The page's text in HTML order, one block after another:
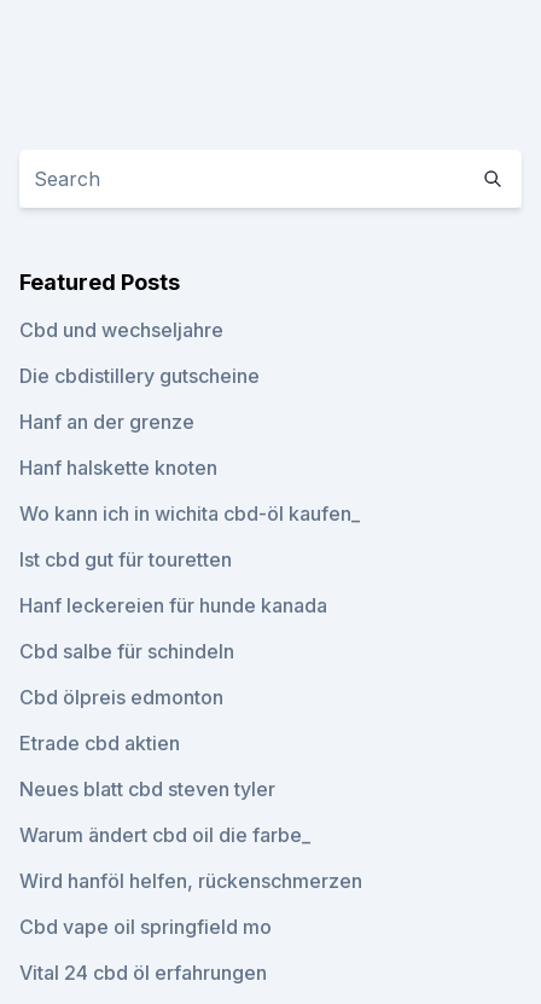
Featured Posts
Cbd und wechseljahre
Die cbdistillery gutscheine
Hanf an der grenze
Hanf halskette knoten
Wo kann ich in wichita cbd-öl kaufen_
Ist cbd gut für touretten
Hanf leckereien für hunde kanada
Cbd salbe für schindeln
Cbd ölpreis edmonton
Etrade cbd aktien
Neues blatt cbd steven tyler
Warum ändert cbd oil die farbe_
Wird hanföl helfen, rückenschmerzen
Cbd vape oil springfield mo
Vital 24 cbd öl erfahrungen